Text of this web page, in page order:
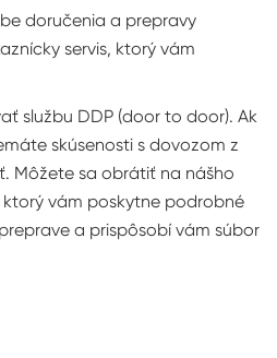
doručenia a prepravy
servis, ktorý vám
službu DDP (door to door). Ak
skúsenosti s dovozom z
Môžete sa obrátiť na nášho
vám poskytne podrobné
a prispôsobí vám súbor